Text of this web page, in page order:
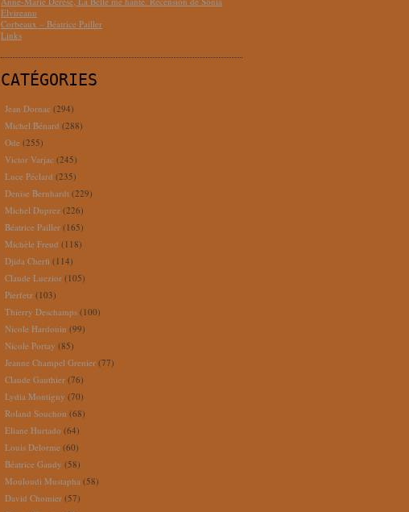
Elvireanu
Corbeaux – Béatrice Pailler
Links
CATÉGORIES
Jean Dornac (294)
Michel Bénard (288)
Ode (255)
Victor Varjac (245)
Luce Péclard (235)
Denise Bernhardt (229)
Michel Duprez (226)
Béatrice Pailler (165)
Michèle Freud (118)
Djida Cherfi (114)
Claude Luezior (105)
Pierfetz (103)
Thierry Deschamps (100)
Nicole Hardouin (99)
Nicole Portay (85)
Jeanne Champel Grenier (77)
Claude Gauthier (76)
Lydia Montigny (70)
Roland Souchon (68)
Eliane Hurtado (64)
Louis Delorme (60)
Béatrice Gaudy (58)
Mouloudi Mustapha (58)
David Chomier (57)